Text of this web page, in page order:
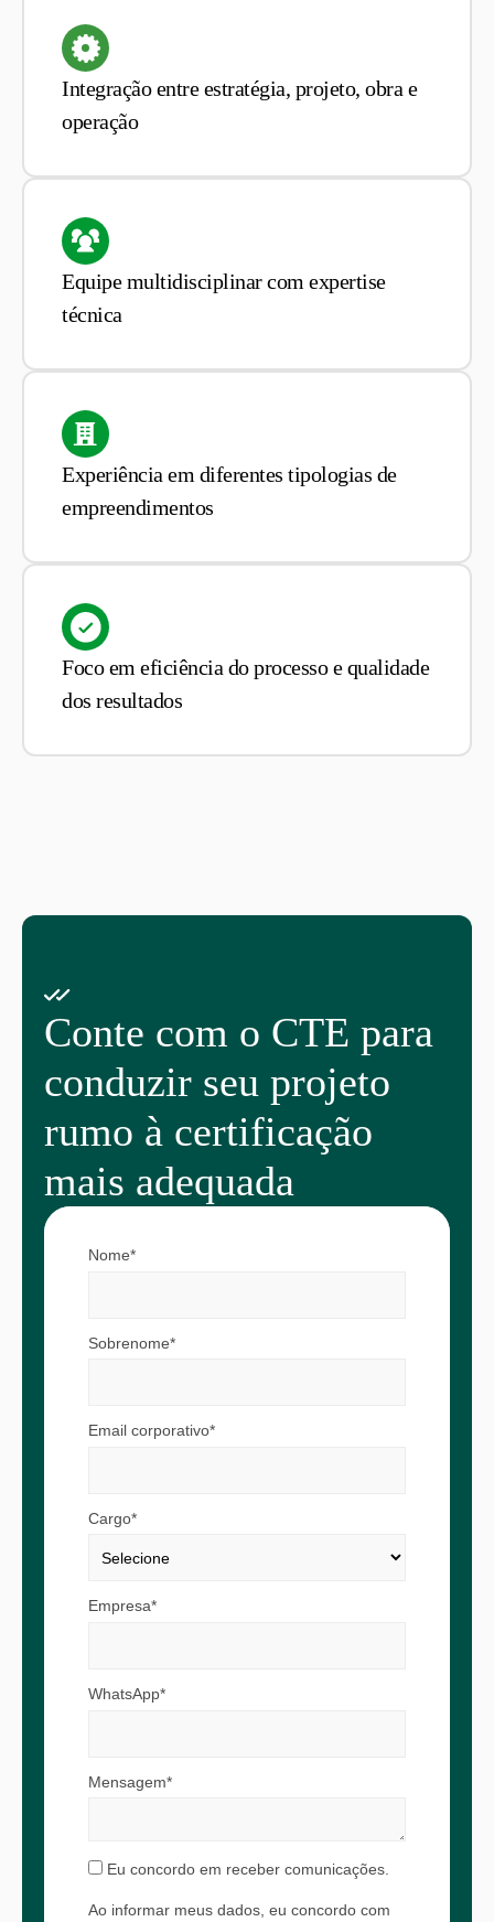
Integração entre estratégia, projeto, obra e
operação
Equipe multidisciplinar com expertise
técnica
Experiência em diferentes tipologias de
empreendimentos
Foco em eficiência do processo e qualidade
dos resultados
Conte com o CTE para
conduzir seu projeto
rumo à certificação
mais adequada
Nome*
Sobrenome*
Email corporativo*
Cargo*
Empresa*
WhatsApp*
Mensagem*
Eu concordo em receber comunicações.
Ao informar meus dados, eu concordo com